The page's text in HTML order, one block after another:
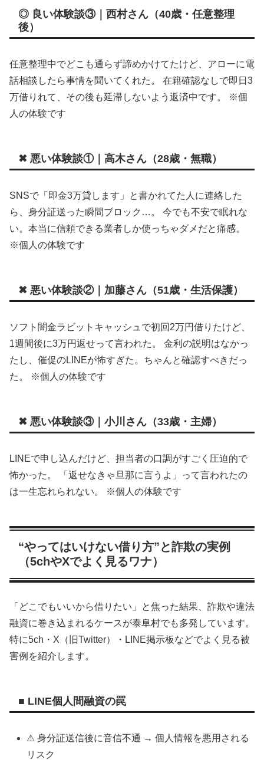
◎ 良い体験談③｜西村さん（40歳・任意整理
後）
任意整理中でどこも通らず諦めかけてたけど、アローに電
話相談したら事情を聞いてくれた。 在籍確認なしで即日3
万借りれて、その後も延滞しないよう返済中です。 ※個
人の体験です
✖ 悪い体験談①｜高木さん（28歳・無職）
SNSで「即金3万貸します」と書かれてた人に連絡した
ら、身分証送った瞬間ブロック…。 今でも不安で眠れな
い。本当に信頼できる業者しか使っちゃダメだと痛感。
※個人の体験です
✖ 悪い体験談②｜加藤さん（51歳・生活保護）
ソフト闇金ラビットキャッシュで初回2万円借りたけど、
1週間後に3万円返せって言われた。 金利の説明はなかっ
たし、催促のLINEが怖すぎた。ちゃんと確認すべきだっ
た。 ※個人の体験です
✖ 悪い体験談③｜小川さん（33歳・主婦）
LINEで申し込んだけど、担当者の口調がすごく圧迫的で
怖かった。 「返せなきゃ旦那に言うよ」って言われたの
は一生忘れられない。 ※個人の体験です
“やってはいけない借り方”と詐欺の実例
（5chやXでよく見るワナ）
「どこでもいいから借りたい」と焦った結果、詐欺や違法
融資に巻き込まれるケースが泰阜村でも多発しています。
特に5ch・X（旧Twitter）・LINE掲示板などでよく見る被
害例を紹介します。
■ LINE個人間融資の罠
⚠ 身分証送信後に音信不通 → 個人情報を悪用される
リスク